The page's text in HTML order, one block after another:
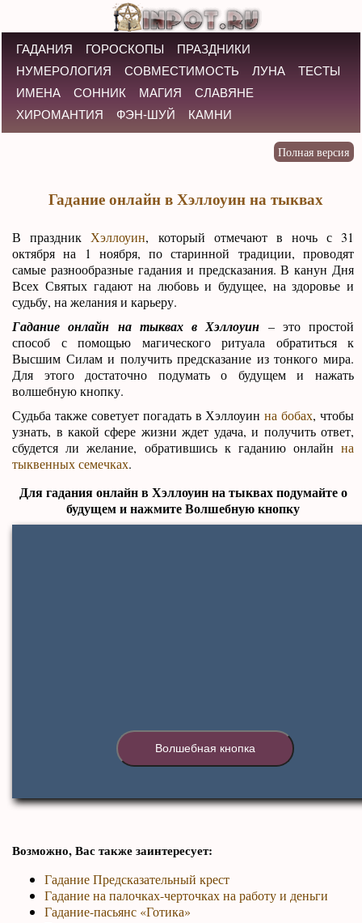
ГАДАНИЯ ГОРОСКОПЫ
ПРАЗДНИКИ
НУМЕРОЛОГИЯ
СОВМЕСТИМОСТЬ ЛУНА
ТЕСТЫ
ИМЕНА
СОННИК МАГИЯ
СЛАВЯНЕ
ХИРОМАНТИЯ
ФЭН-ШУЙ КАМНИ
Гадание онлайн в Хэллоуин на тыквах
В праздник Хэллоуин, который отмечают в ночь с 31
октября на 1 ноября, по старинной традиции, проводят
самые разнообразные гадания и предсказания. В канун Дня
Всех Святых гадают на любовь и будущее, на здоровье и
судьбу, на желания и карьеру.
Гадание онлайн на тыквах в Хэллоуин – это простой
способ с помощью магического ритуала обратиться к
Высшим Силам и получить предсказание из тонкого мира.
Для этого достаточно подумать о будущем и нажать
волшебную кнопку.
Судьба также советует погадать в Хэллоуинна бобах, чтобы
узнать, в какой сфере жизни ждет удача, и получить ответ,
сбудется ли желание, обратившись к гаданию онлайн на
тыквенных семечках.
Для гадания онлайн в Хэллоуин на тыквах подумайте о
будущем и нажмите Волшебную кнопку
Волшебная кнопка
Возможно, Вас также заинтересует:
Гадание Предсказательный крест
Гадание на палочках-черточках на работу и деньги
Гадание-пасьянс «Готика»